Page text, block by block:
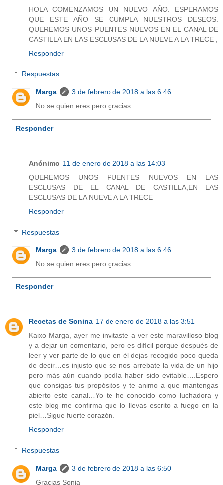
HOLA COMENZAMOS UN NUEVO AÑO. ESPERAMOS
QUE ESTE AÑO SE CUMPLA NUESTROS DESEOS.
QUEREMOS UNOS PUENTES NUEVOS EN EL CANAL DE
CASTILLA EN LAS ESCLUSAS DE LA NUEVE A LA TRECE ,
Responder
Respuestas
Marga
3 de febrero de 2018 a las 6:46
No se quien eres pero gracias
Responder
Anónimo 11 de enero de 2018 a las 14:03
QUEREMOS UNOS PUENTES NUEVOS EN LAS
ESCLUSAS DE EL CANAL DE CASTILLA,EN LAS
ESCLUSAS DE LA NUEVE A LA TRECE
Responder
Respuestas
Marga
3 de febrero de 2018 a las 6:46
No se quien eres pero gracias
Responder
Recetas de Sonina 17 de enero de 2018 a las 3:51
Kaixo Marga, ayer me invitaste a ver este maravilloso blog
y a dejar un comentario, pero es difícil porque después de
leer y ver parte de lo que en él dejas recogido poco queda
de decir…es injusto que se nos arrebate la vida de un hijo
pero más aún cuando podía haber sido evitable….Espero
que consigas tus propósitos y te animo a que mantengas
abierto este canal…Yo te he conocido como luchadora y
este blog me confirma que lo llevas escrito a fuego en la
piel…Sigue fuerte corazón.
Responder
Respuestas
Marga
3 de febrero de 2018 a las 6:50
Gracias Sonia